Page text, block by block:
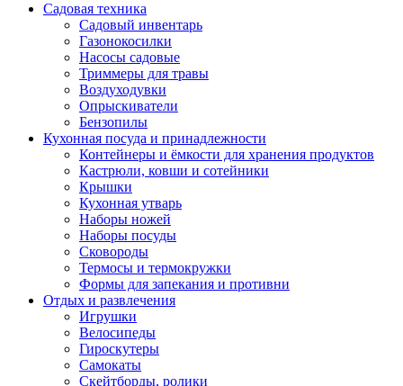
Садовая техника
Садовый инвентарь
Газонокосилки
Насосы садовые
Триммеры для травы
Воздуходувки
Опрыскиватели
Бензопилы
Кухонная посуда и принадлежности
Контейнеры и ёмкости для хранения продуктов
Кастрюли, ковши и сотейники
Крышки
Кухонная утварь
Наборы ножей
Наборы посуды
Сковороды
Термосы и термокружки
Формы для запекания и противни
Отдых и развлечения
Игрушки
Велосипеды
Гироскутеры
Самокаты
Скейтборды, ролики